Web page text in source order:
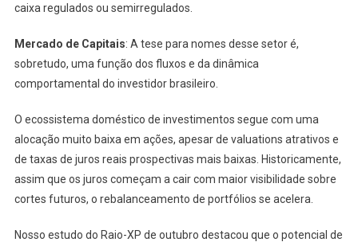
caixa regulados ou semirregulados.
Mercado de Capitais: A tese para nomes desse setor é,
sobretudo, uma função dos fluxos e da dinâmica
comportamental do investidor brasileiro.
O ecossistema doméstico de investimentos segue com uma
alocação muito baixa em ações, apesar de valuations atrativos e
de taxas de juros reais prospectivas mais baixas. Historicamente,
assim que os juros começam a cair com maior visibilidade sobre
cortes futuros, o rebalanceamento de portfólios se acelera.
Nosso estudo do Raio-XP de outubro destacou que o potencial de